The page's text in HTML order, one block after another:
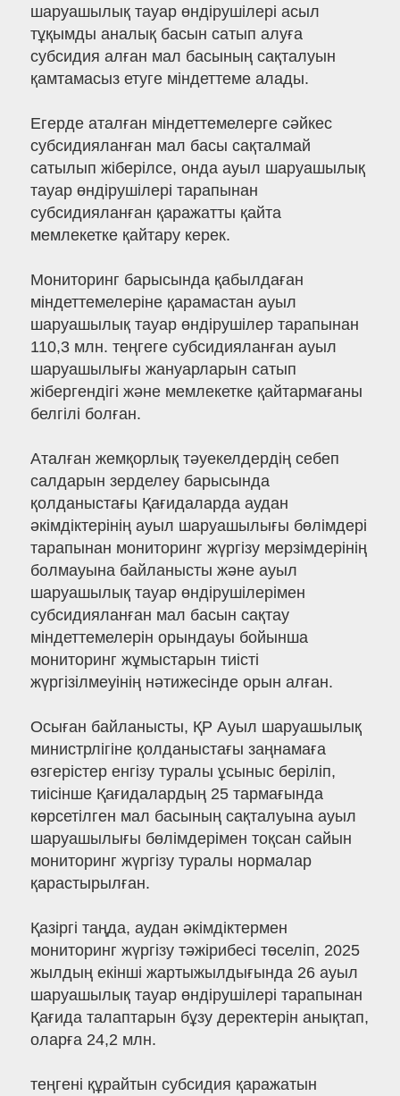
шаруашылық тауар өндірушілері асыл
тұқымды аналық басын сатып алуға
субсидия алған мал басының сақталуын
қамтамасыз етуге міндеттеме алады.
Егерде аталған міндеттемелерге сәйкес
субсидияланған мал басы сақталмай
сатылып жіберілсе, онда ауыл шаруашылық
тауар өндірушілері тарапынан
субсидияланған қаражатты қайта
мемлекетке қайтару керек.
Мониторинг барысында қабылдаған
міндеттемелеріне қарамастан ауыл
шаруашылық тауар өндірушілер тарапынан
110,3 млн. теңгеге субсидияланған ауыл
шаруашылығы жануарларын сатып
жібергендігі және мемлекетке қайтармағаны
белгілі болған.
Аталған жемқорлық тәуекелдердің себеп
салдарын зерделеу барысында
қолданыстағы Қағидаларда аудан
әкімдіктерінің ауыл шаруашылығы бөлімдері
тарапынан мониторинг жүргізу мерзімдерінің
болмауына байланысты және ауыл
шаруашылық тауар өндірушілерімен
субсидияланған мал басын сақтау
міндеттемелерін орындауы бойынша
мониторинг жұмыстарын тиісті
жүргізілмеуінің нәтижесінде орын алған.
Осыған байланысты, ҚР Ауыл шаруашылық
министрлігіне қолданыстағы заңнамаға
өзгерістер енгізу туралы ұсыныс беріліп,
тиісінше Қағидалардың 25 тармағында
көрсетілген мал басының сақталуына ауыл
шаруашылығы бөлімдерімен тоқсан сайын
мониторинг жүргізу туралы нормалар
қарастырылған.
Қазіргі таңда, аудан әкімдіктермен
мониторинг жүргізу тәжірибесі төселіп, 2025
жылдың екінші жартыжылдығында 26 ауыл
шаруашылық тауар өндірушілері тарапынан
Қағида талаптарын бұзу деректерін анықтап,
оларға 24,2 млн.
теңгені құрайтын субсидия қаражатын